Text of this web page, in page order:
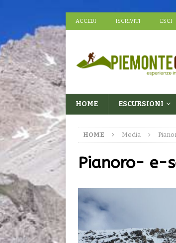
ACCEDI ISCRIVITI ESCI
HOME ESCURSIONI
HOME Media
Pianoro- e-